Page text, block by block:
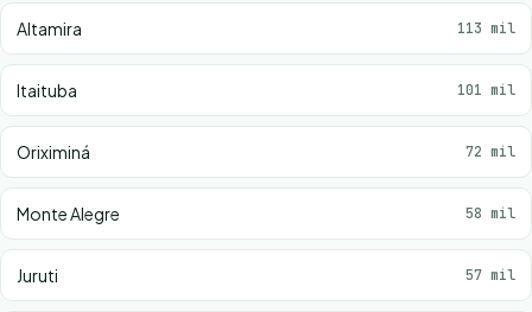
Altamira 113 mil
Itaituba 101 mil
Oriximiná 72 mil
Monte Alegre 58 mil
Juruti 57 mil